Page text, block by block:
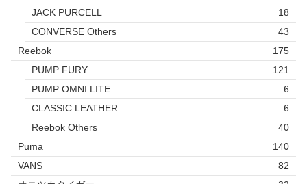
JACK PURCELL
18
CONVERSE Others
43
Reebok
175
PUMP FURY
121
PUMP OMNI LITE
6
CLASSIC LEATHER
6
Reebok Others
40
Puma
140
VANS
82